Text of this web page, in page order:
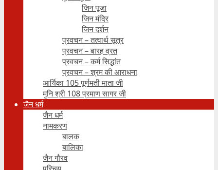
जिन पूजा
जिन मंदिर
जिन दर्शन
प्रवचन – तत्वार्थ सूत्र
प्रवचन – बारह व्रत
प्रवचन – कर्म सिद्धांत
प्रवचन – श्रम की आराधना
आर्यिका 105 पूर्णमती माता जी
मुनि श्री 108 प्रमाण सागर जी
जैन धर्म
जैन धर्म
नामकरण
बालक
बालिका
जैन गौरव